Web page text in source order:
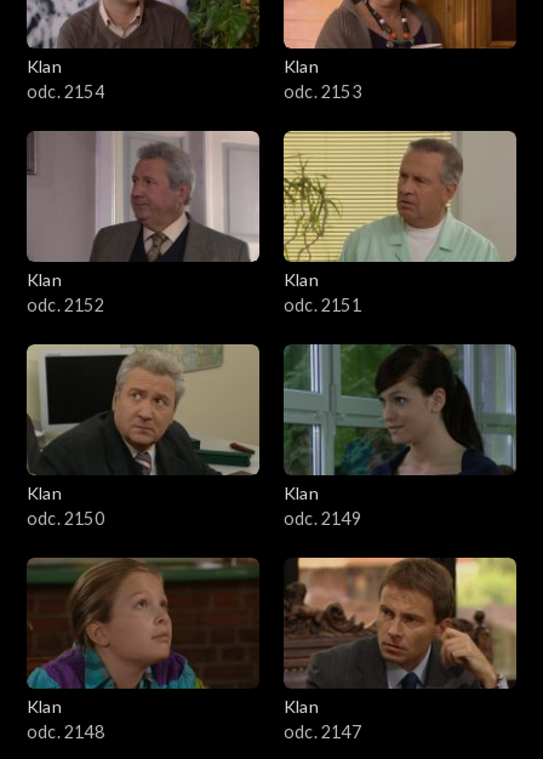
Klan
odc. 2154
Klan
odc. 2153
Klan
odc. 2152
Klan
odc. 2151
Klan
odc. 2150
Klan
odc. 2149
Klan
odc. 2148
Klan
odc. 2147